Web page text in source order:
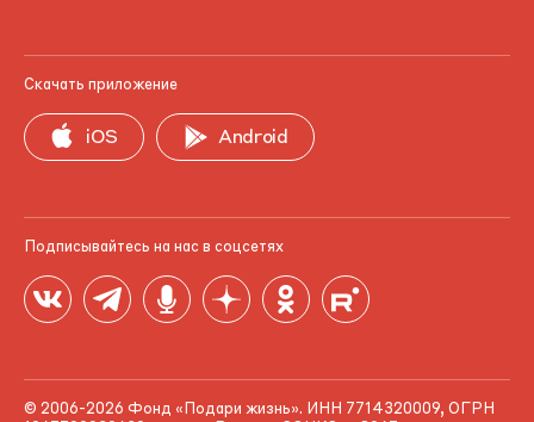
Скачать приложение
iOS Android
Подписывайтесь на нас в соцсетях
© 2006-2026 Фонд «Подари жизнь». ИНН 7714320009, ОГРН